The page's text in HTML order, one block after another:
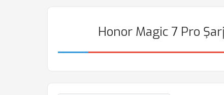
Honor Magic 7 Pro